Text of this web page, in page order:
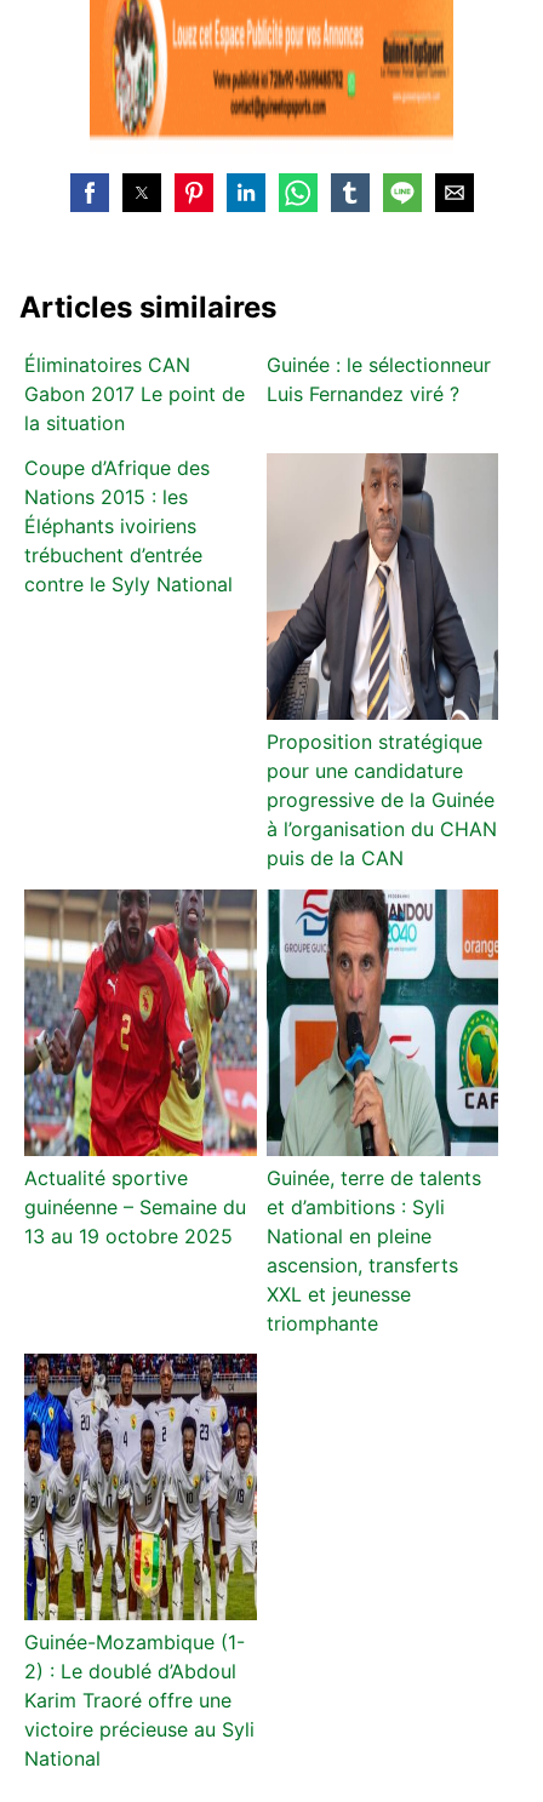
Articles similaires
Éliminatoires CAN
Gabon 2017 Le point de
la situation
Guinée : le sélectionneur
Luis Fernandez viré ?
Coupe d’Afrique des
Nations 2015 : les
Éléphants ivoiriens
trébuchent d’entrée
contre le Syly National
Proposition stratégique
pour une candidature
progressive de la Guinée
à l’organisation du CHAN
puis de la CAN
Actualité sportive
guinéenne – Semaine du
13 au 19 octobre 2025
Guinée, terre de talents
et d’ambitions : Syli
National en pleine
ascension, transferts
XXL et jeunesse
triomphante
Guinée-Mozambique (1-
2) : Le doublé d’Abdoul
Karim Traoré offre une
victoire précieuse au Syli
National